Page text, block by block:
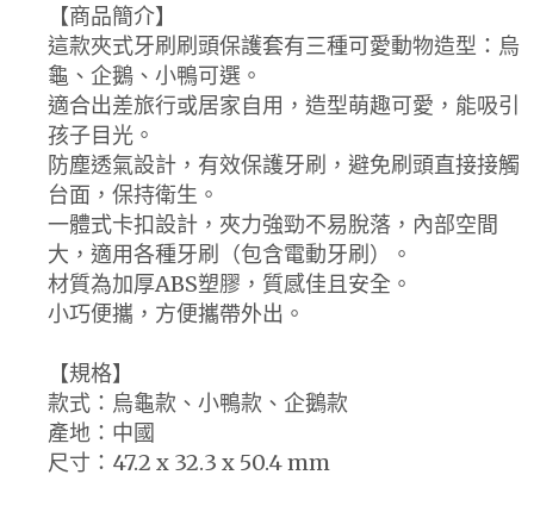
【商品簡介】
這款夾式牙刷刷頭保護套有三種可愛動物造型：烏
龜、企鵝、小鴨可選。
適合出差旅行或居家自用，造型萌趣可愛，能吸引
孩子目光。
防塵透氣設計，有效保護牙刷，避免刷頭直接接觸
台面，保持衛生。
一體式卡扣設計，夾力強勁不易脫落，內部空間
大，適用各種牙刷（包含電動牙刷）。
材質為加厚ABS塑膠，質感佳且安全。
小巧便攜，方便攜帶外出。
【規格】
款式：烏龜款、小鴨款、企鵝款
產地：中國
尺寸：47.2 x 32.3 x 50.4 mm